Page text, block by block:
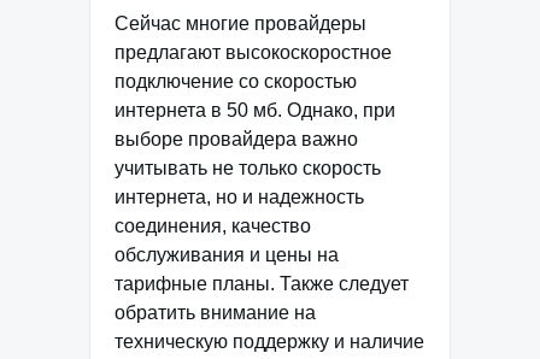
Сейчас многие провайдеры
предлагают высокоскоростное
подключение со скоростью
интернета в 50 мб. Однако, при
выборе провайдера важно
учитывать не только скорость
интернета, но и надежность
соединения, качество
обслуживания и цены на
тарифные планы. Также следует
обратить внимание на
техническую поддержку и наличие